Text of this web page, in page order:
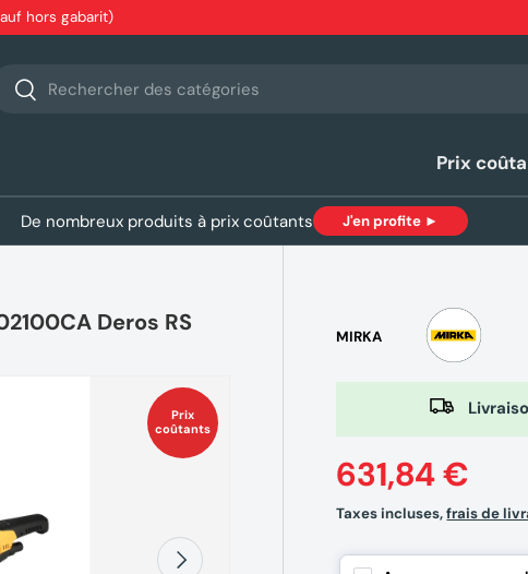
hors gabarit)
Rechercher
Prix
De nombreux produits à prix coûtants J'en profite ►
Deros RS
Prix
coûtants
Suivant
MIRKA
631,84 €
Taxes incluses,frais de